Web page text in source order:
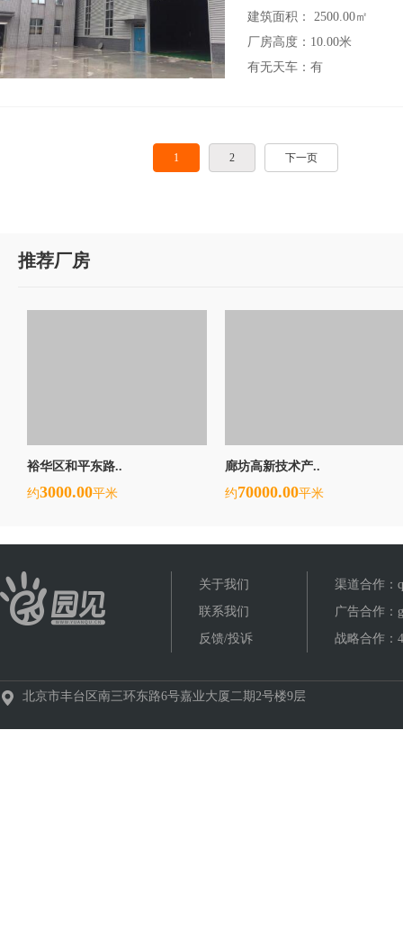
建筑面积： 2500.00㎡
厂房高度：10.00米
有无天车：有
1 2 下一页
推荐厂房
裕华区和平东路..
约3000.00平米
廊坊高新技术产..
约70000.00平米
关于我们
联系我们
反馈/投诉
渠道合作：
广告合作：
战略合作：
北京市丰台区南三环东路6号嘉业大厦二期2号楼9层